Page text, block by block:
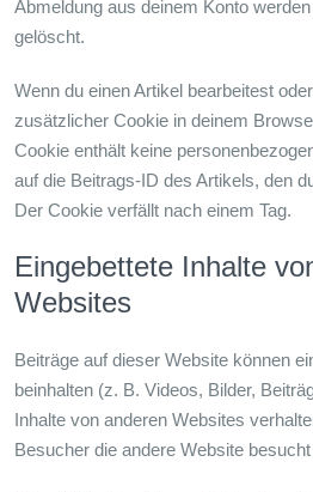
Abmeldung aus deinem Konto
gelöscht.
Wenn du einen Artikel bearbeitest
zusätzlicher Cookie in deinem
Cookie enthält keine
auf die Beitrags-ID des Artikels, den
Der Cookie verfällt nach einem Tag.
Eingebettete Inhalte
Websites
Beiträge auf dieser Website können
beinhalten (z. B. Videos, Bilder,
Inhalte von anderen Websites
Besucher die andere Website